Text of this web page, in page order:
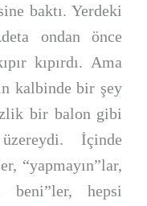
baktı. Yerdeki
ondan önce
kıpırdı. Ama
kalbinde bir şey
bir balon gibi
İçinde
“yapmayın”lar,
beni”ler, hepsi